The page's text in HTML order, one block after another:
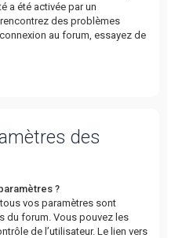
a été activée par un
des problèmes
au forum, essayez de
des
?
vos paramètres sont
du forum. Vous pouvez les
de l’utilisateur. Le lien vers